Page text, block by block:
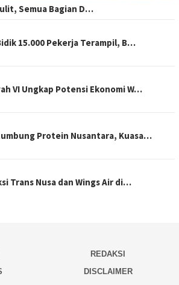
Semua Bagian D…
15.000 Pekerja Terampil, B…
VI Ungkap Potensi Ekonomi W…
Protein Nusantara, Kuasa…
Trans Nusa dan Wings Air di…
REDAKSI
DISCLAIMER